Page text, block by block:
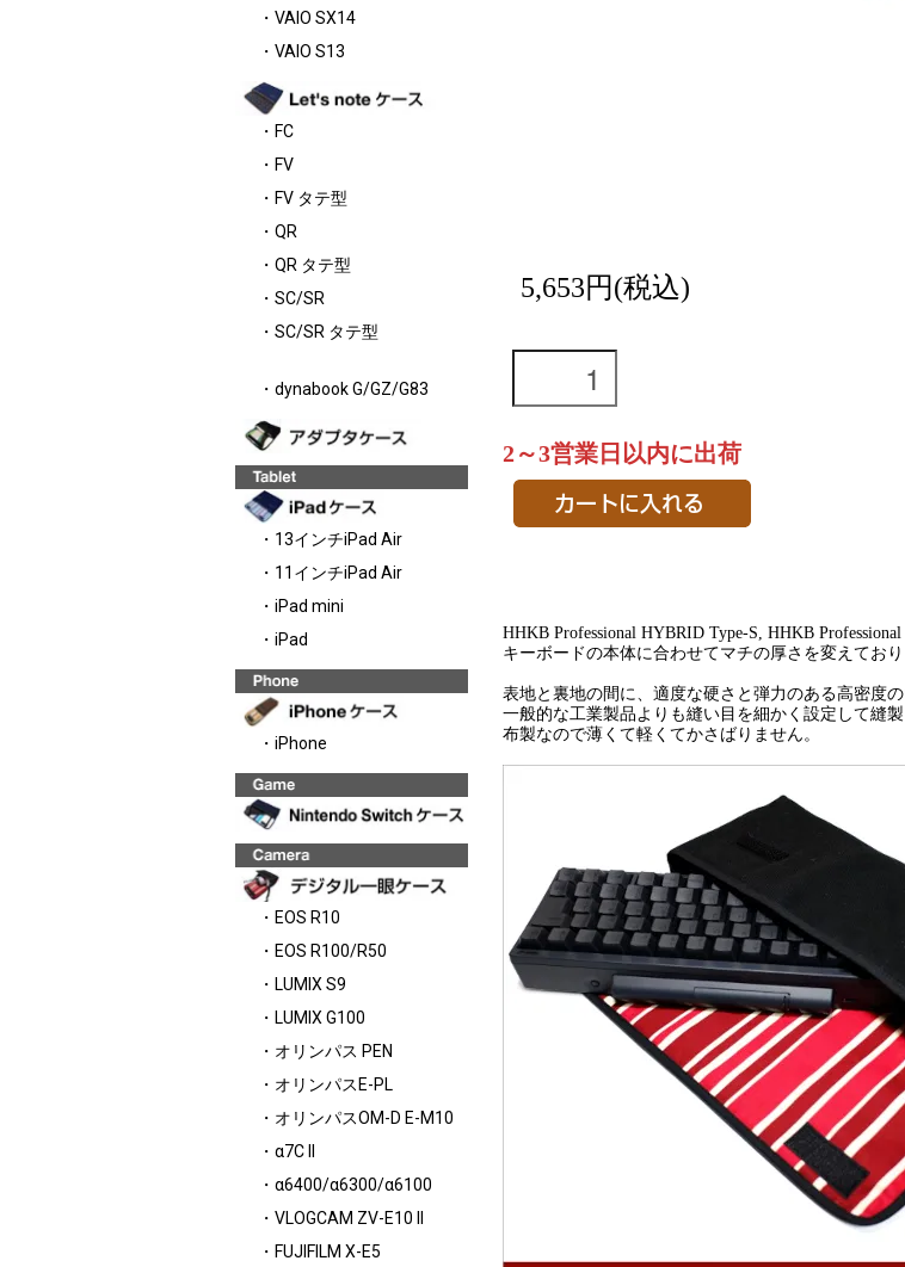
・VAIO SX14
・VAIO S13
・FC
・FV
・FV タテ型
・QR
・QR タテ型
・SC/SR
・SC/SR タテ型
・dynabook G/GZ/G83
・13インチiPad Air
・11インチiPad Air
・iPad mini
・iPad
・iPhone
・EOS R10
・EOS R100/R50
・LUMIX S9
・LUMIX G100
・オリンパス PEN
・オリンパスE-PL
・オリンパスOM-D E-M10
・α7C II
・α6400/α6300/α6100
・VLOGCAM ZV-E10 II
・FUJIFILM X-E5
5,653円(税込)
2～3営業日以内に出荷
HHKB Professional HYBRID Type-S, HHKB
キーボードの本体に合わせてマチの厚さを変えてお
表地と裏地の間に、適度な硬さと弾力のある高密度
一般的な工業製品よりも縫い目を細かく設定して縫
布製なので薄くて軽くてかさばりません。